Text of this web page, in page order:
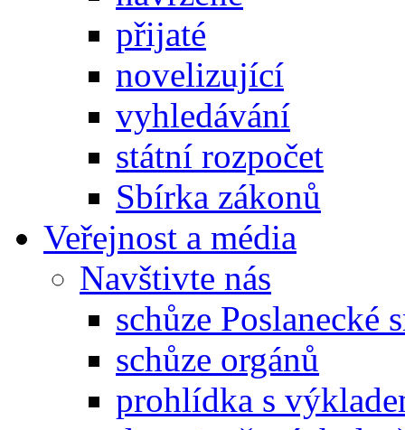
přijaté
novelizující
vyhledávání
státní rozpočet
Sbírka zákonů
Veřejnost a média
Navštivte nás
schůze Poslanecké
schůze orgánů
prohlídka s